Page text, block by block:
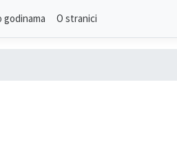
godinama O stranici